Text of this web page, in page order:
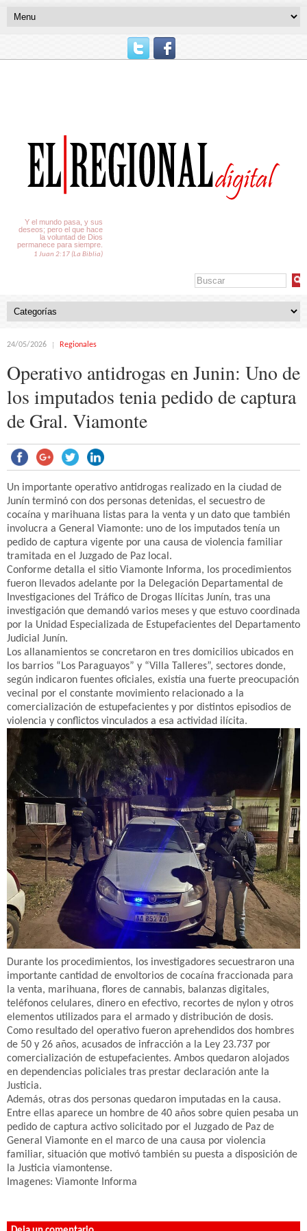
Y el mundo pasa, y sus
deseos; pero el que hace
la voluntad de Dios
permanece para siempre.
1 Juan 2:17 (La Biblia)
24/05/2026 Regionales
Operativo antidrogas en Junin: Uno de
los imputados tenia pedido de captura
de Gral. Viamonte
Un importante operativo antidrogas realizado en la ciudad de
Junín terminó con dos personas detenidas, el secuestro de
cocaína y marihuana listas para la venta y un dato que también
involucra a General Viamonte: uno de los imputados tenía un
pedido de captura vigente por una causa de violencia familiar
tramitada en el Juzgado de Paz local.
Conforme detalla el sitio Viamonte Informa, los procedimientos
fueron llevados adelante por la Delegación Departamental de
Investigaciones del Tráfico de Drogas Ilícitas Junín, tras una
investigación que demandó varios meses y que estuvo coordinada
por la Unidad Especializada de Estupefacientes del Departamento
Judicial Junín.
Los allanamientos se concretaron en tres domicilios ubicados en
los barrios “Los Paraguayos” y “Villa Talleres”, sectores donde,
según indicaron fuentes oficiales, existía una fuerte preocupación
vecinal por el constante movimiento relacionado a la
comercialización de estupefacientes y por distintos episodios de
violencia y conflictos vinculados a esa actividad ilícita.
Durante los procedimientos, los investigadores secuestraron una
importante cantidad de envoltorios de cocaína fraccionada para
la venta, marihuana, flores de cannabis, balanzas digitales,
teléfonos celulares, dinero en efectivo, recortes de nylon y otros
elementos utilizados para el armado y distribución de dosis.
Como resultado del operativo fueron aprehendidos dos hombres
de 50 y 26 años, acusados de infracción a la Ley 23.737 por
comercialización de estupefacientes. Ambos quedaron alojados
en dependencias policiales tras prestar declaración ante la
Justicia.
Además, otras dos personas quedaron imputadas en la causa.
Entre ellas aparece un hombre de 40 años sobre quien pesaba un
pedido de captura activo solicitado por el Juzgado de Paz de
General Viamonte en el marco de una causa por violencia
familiar, situación que motivó también su puesta a disposición de
la Justicia viamontense.
Imagenes: Viamonte Informa